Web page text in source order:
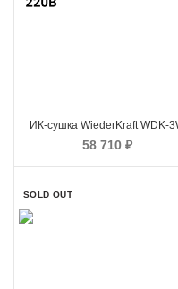
ИК-сушка WiederKraft WDK-
58 710 ₽
SOLD OUT